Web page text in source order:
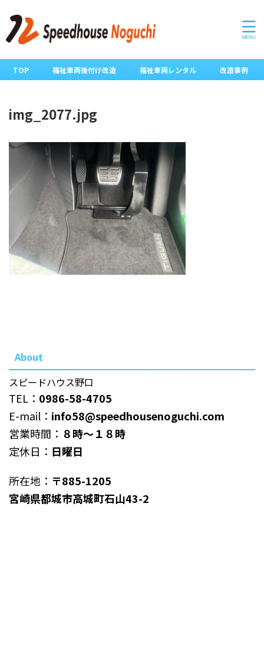
TOP 福祉車両後付け改造 福祉車両レンタル 改造事例
img_2077.jpg
About
スピードハウス野口
TEL： 0986-58-4705
E-mail： info58@speedhousenoguchi.com
営業時間： ８時～１８時
定休日： 日曜日
所在地： 〒885-1205
宮崎県都城市高城町石山43-2